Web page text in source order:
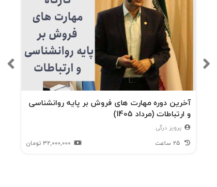
آخرین دوره مهارت های فروش بر پایه روانشناسی
و ارتباطات (مرداد 1405)
پرویز درگی
32,000,000 تومان